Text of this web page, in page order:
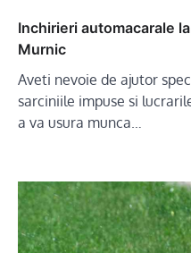
Inchirieri automacarale
Murnic
Aveti nevoie de ajutor
sarciniile impuse si
a va usura munca…